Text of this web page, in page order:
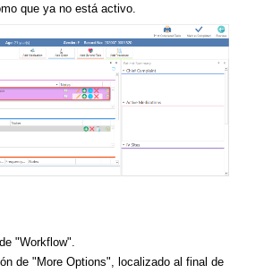
que ya no está activo.
"Workflow".
de "More Options", localizado al final de